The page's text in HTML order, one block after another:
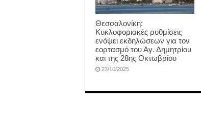
Θεσσαλονίκη:
Κυκλοφοριακές ρυθμίσεις
ενόψει εκδηλώσεων για τον
εορτασμό του Αγ. Δημητρίου
και της 28ης Οκτωβρίου
23/10/2025